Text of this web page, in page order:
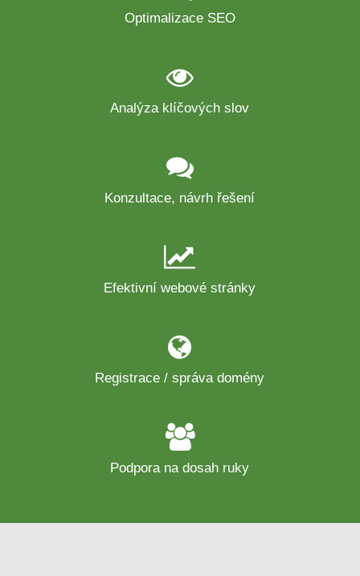
Optimalizace SEO
Analýza klíčových slov
Konzultace, návrh řešení
Efektivní webové stránky
Registrace / správa domény
Podpora na dosah ruky